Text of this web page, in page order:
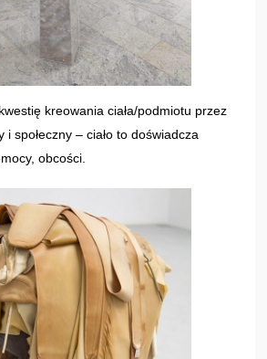
kreowania ciała/podmiotu przez
i społeczny – ciało to doświadcza
obcości.